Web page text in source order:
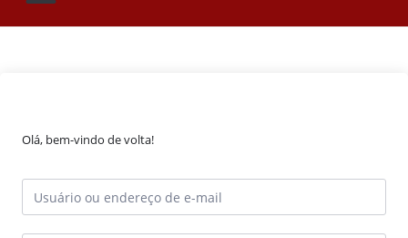
Olá, bem-vindo de volta!